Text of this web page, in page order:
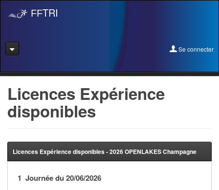
FFTRI
Se connecter
Pass Rentrée Bougez/Club
Licences Expérience
disponibles
Licences Expérience disponibles - 2026 OPENLAKES Champagne
1 Journée du 20/06/2026